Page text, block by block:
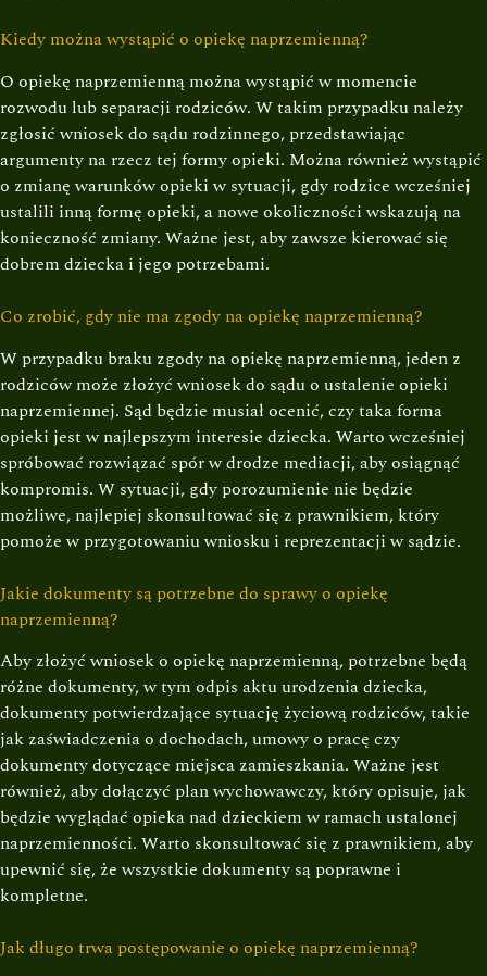
Kiedy można wystąpić o opiekę naprzemienną?
O opiekę naprzemienną można wystąpić w momencie
rozwodu lub separacji rodziców. W takim przypadku należy
zgłosić wniosek do sądu rodzinnego, przedstawiając
argumenty na rzecz tej formy opieki. Można również wystąpić
o zmianę warunków opieki w sytuacji, gdy rodzice wcześniej
ustalili inną formę opieki, a nowe okoliczności wskazują na
konieczność zmiany. Ważne jest, aby zawsze kierować się
dobrem dziecka i jego potrzebami.
Co zrobić, gdy nie ma zgody na opiekę naprzemienną?
W przypadku braku zgody na opiekę naprzemienną, jeden z
rodziców może złożyć wniosek do sądu o ustalenie opieki
naprzemiennej. Sąd będzie musiał ocenić, czy taka forma
opieki jest w najlepszym interesie dziecka. Warto wcześniej
spróbować rozwiązać spór w drodze mediacji, aby osiągnąć
kompromis. W sytuacji, gdy porozumienie nie będzie
możliwe, najlepiej skonsultować się z prawnikiem, który
pomoże w przygotowaniu wniosku i reprezentacji w sądzie.
Jakie dokumenty są potrzebne do sprawy o opiekę
naprzemienną?
Aby złożyć wniosek o opiekę naprzemienną, potrzebne będą
różne dokumenty, w tym odpis aktu urodzenia dziecka,
dokumenty potwierdzające sytuację życiową rodziców, takie
jak zaświadczenia o dochodach, umowy o pracę czy
dokumenty dotyczące miejsca zamieszkania. Ważne jest
również, aby dołączyć plan wychowawczy, który opisuje, jak
będzie wyglądać opieka nad dzieckiem w ramach ustalonej
naprzemienności. Warto skonsultować się z prawnikiem, aby
upewnić się, że wszystkie dokumenty są poprawne i
kompletne.
Jak długo trwa postępowanie o opiekę naprzemienną?